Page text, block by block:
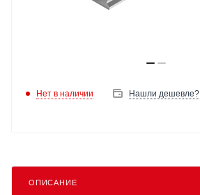
Нет в наличии Нашли дешевле?
ОПИСАНИЕ